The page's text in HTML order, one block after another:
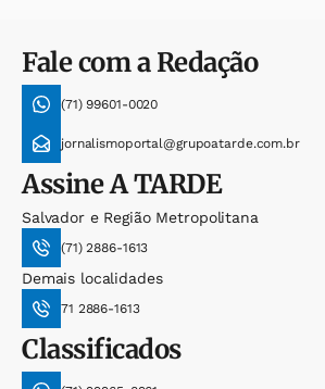
Fale com a Redação
(71) 99601-0020
jornalismoportal@grupoatarde.com.br
AssineA TARDE
Salvador e Região Metropolitana
(71) 2886-1613
Demais localidades
71 2886-1613
Classificados